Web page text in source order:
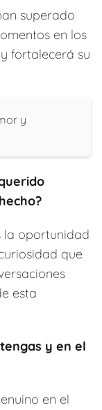
superado
en los
fortalecerá su
y
la oportunidad
que
esta
y en el
en el